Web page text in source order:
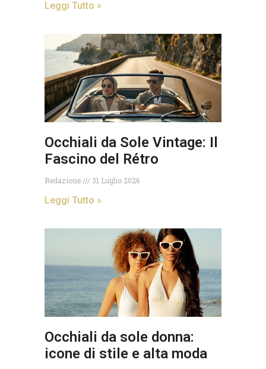
Leggi Tutto »
Occhiali da Sole Vintage: Il
Fascino del Rétro
Redazione 31 Luglio 2026
Leggi Tutto »
Occhiali da sole donna:
icone di stile e alta moda